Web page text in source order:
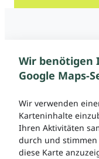
Wir benötigen
Google Maps-
Wir verwenden
Karteninhalte
Ihren Aktivitäten
durch und stimmen
diese Karte